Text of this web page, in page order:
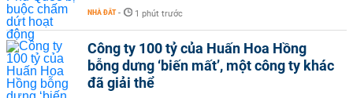
NHÀ ĐẤT - 1 phút trước
Công ty 100 tỷ của Huấn Hoa Hồng
bỗng dưng ‘biến mất’, một công ty khác
đã giải thể